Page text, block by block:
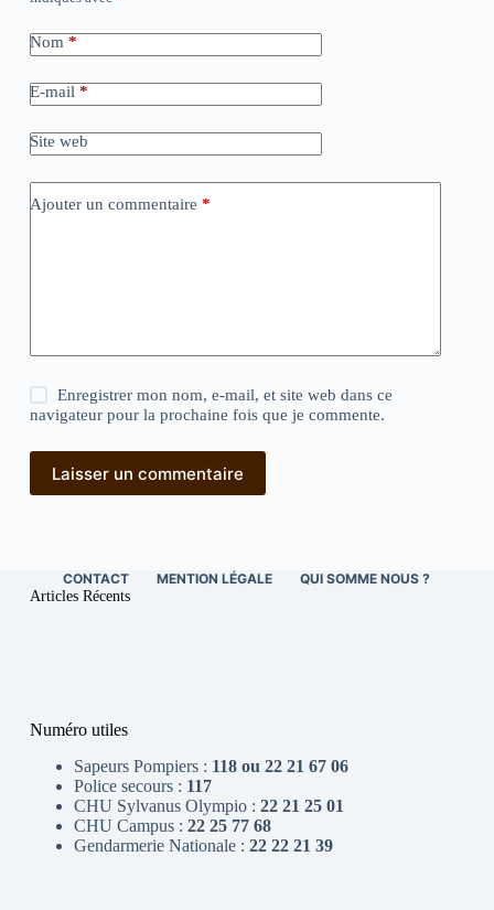
Nom *
E-mail *
Site web
Ajouter un commentaire *
Enregistrer mon nom, e-mail, et site web dans ce
navigateur pour la prochaine fois que je commente.
Laisser un commentaire
CONTACT MENTION LÉGALE QUI SOMME NOUS ?
Articles Récents
Numéro utiles
Sapeurs Pompiers : 118 ou 22 21 67 06
Police secours : 117
CHU Sylvanus Olympio : 22 21 25 01
CHU Campus : 22 25 77 68
Gendarmerie Nationale : 22 22 21 39